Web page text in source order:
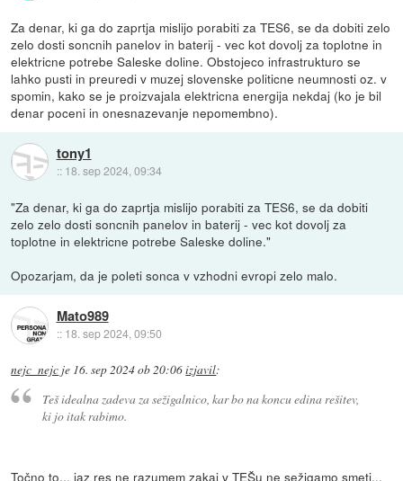
Za denar, ki ga do zaprtja mislijo porabiti za TES6, se da dobiti zelo
zelo dosti soncnih panelov in baterij - vec kot dovolj za toplotne in
elektricne potrebe Saleske doline. Obstojeco infrastrukturo se
lahko pusti in preuredi v muzej slovenske politicne neumnosti oz. v
spomin, kako se je proizvajala elektricna energija nekdaj (ko je bil
denar poceni in onesnazevanje nepomembno).
tony1
:: 18. sep 2024, 09:34
"Za denar, ki ga do zaprtja mislijo porabiti za TES6, se da dobiti
zelo zelo dosti soncnih panelov in baterij - vec kot dovolj za
toplotne in elektricne potrebe Saleske doline."
Opozarjam, da je poleti sonca v vzhodni evropi zelo malo.
Mato989
:: 18. sep 2024, 09:50
nejc_nejc je 16. sep 2024 ob 20:06izjavil:
Teš idealna zadeva za sežigalnico, kar bo na koncu edina rešitev,
ki jo itak rabimo.
Točno to... jaz res ne razumem zakaj v TEŠu ne sežigamo smeti...